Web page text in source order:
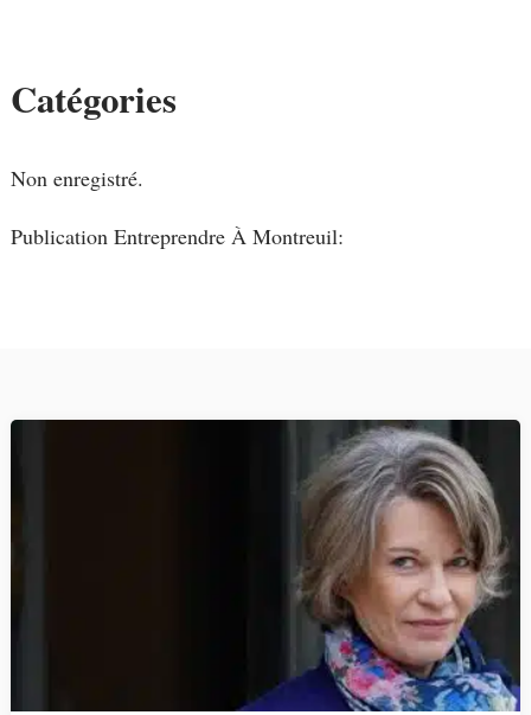
Catégories
Non enregistré.
Publication Entreprendre À Montreuil: